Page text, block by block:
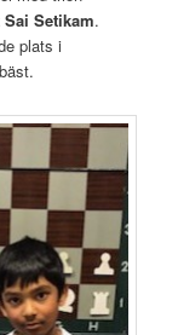
Setikam.
plats i
bäst.